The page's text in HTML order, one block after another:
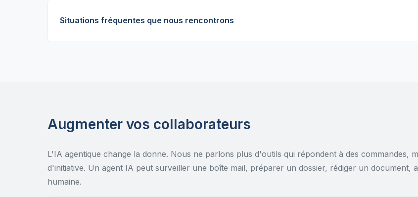
Situations fréquentes que nous rencontrons
Augmenter vos collaborateurs
L'IA agentique change la donne. Nous ne parlons plus d'outils qui répondent à des commandes,
d'initiative. Un agent IA peut surveiller une boîte mail, préparer un dossier, rédiger un document,
humaine.